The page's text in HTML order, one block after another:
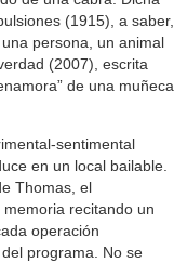
(1915), a saber,
persona, un animal
(2007), escrita
de una muñeca
sentimental
en un local bailable.
Thomas, el
recitando un
operación
programa. No se